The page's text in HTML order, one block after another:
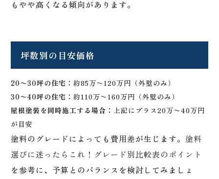
もやや高くなる傾向があります。
坪数別の目安価格
20〜30坪の住宅：約85万〜120万円（外壁のみ）
30〜40坪の住宅：約110万〜160万円（外壁のみ）
屋根塗装を同時施工する場合：上記にプラス20万〜40万円
が目安
塗料のグレードによっても費用差が生じます。 塗料
選びに迷ったらこれ！グレード別比較表のポイント
を参考に、予算とのバランスを検討してみましょ